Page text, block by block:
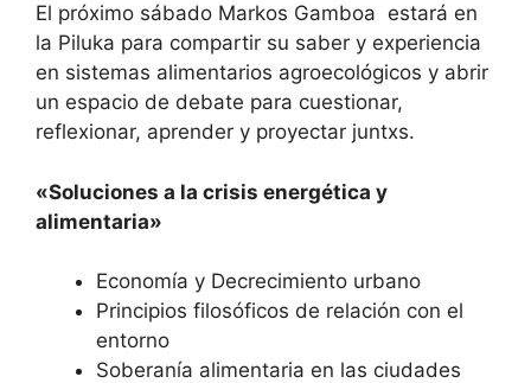
El próximo sábado Markos Gamboa estará en
la Piluka para compartir su saber y experiencia
en sistemas alimentarios agroecológicos y abrir
un espacio de debate para cuestionar,
reflexionar, aprender y proyectar juntxs.
«Soluciones a la crisis energética y
alimentaria»
Economía y Decrecimiento urbano
Principios filosóficos de relación con el
entorno
Soberanía alimentaria en las ciudades